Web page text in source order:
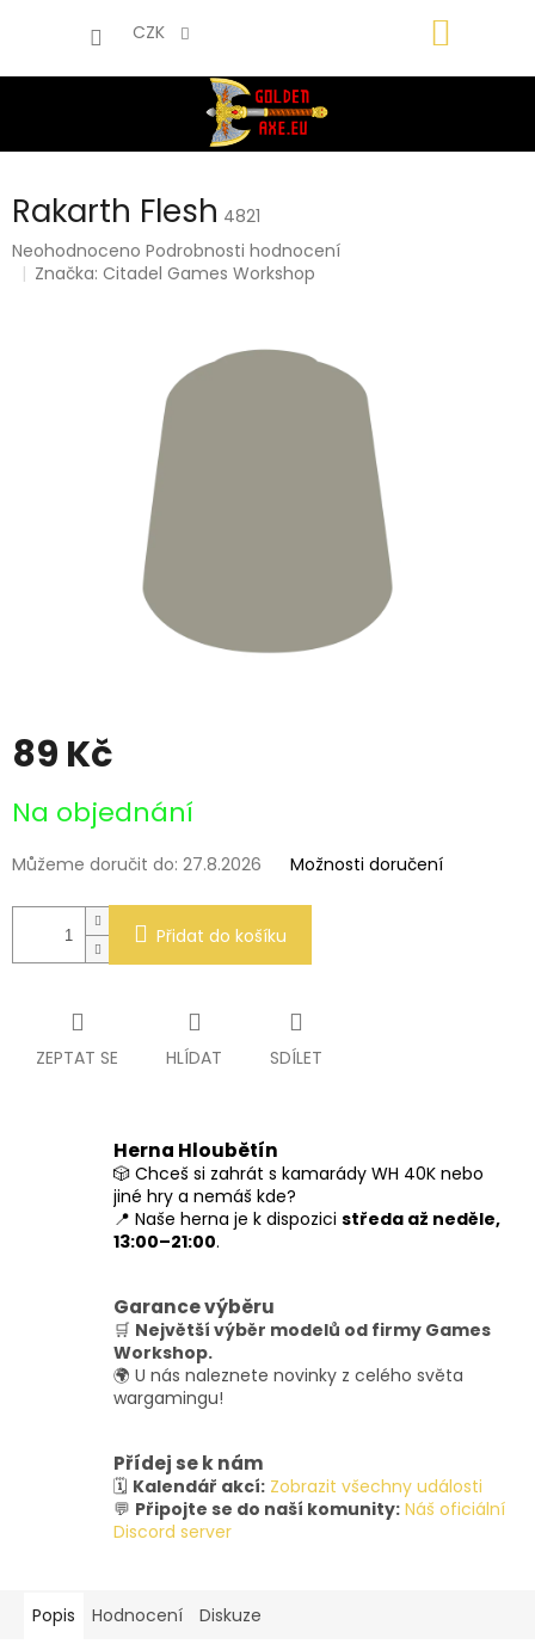
CZK
Rakarth Flesh 4821
Průměrné
hodnocení
Neohodnoceno Podrobnosti hodnocení
Značka:Citadel Games Workshop
89 Kč
cena:
Na objednání
Můžeme doručit do: 27.8.2026 Možnosti doručení
Přidat do košíku
ZEPTAT SE HLÍDAT SDÍLET
Herna Hloubětín
🎲 Chceš si zahrát s kamarády WH 40K nebo
jiné hry a nemáš kde?
📍 Naše herna je k dispozici středa až neděle,
13:00–21:00.
Garance výběru
🛒 Největší výběr modelů od firmy Games
Workshop.
🌍 U nás naleznete novinky z celého světa
wargamingu!
Přídej se k nám
🗓️ Kalendář akcí: Zobrazit všechny události
💬 Připojte se do naší komunity: Náš oficiální
Discord server
Popis Hodnocení Diskuze